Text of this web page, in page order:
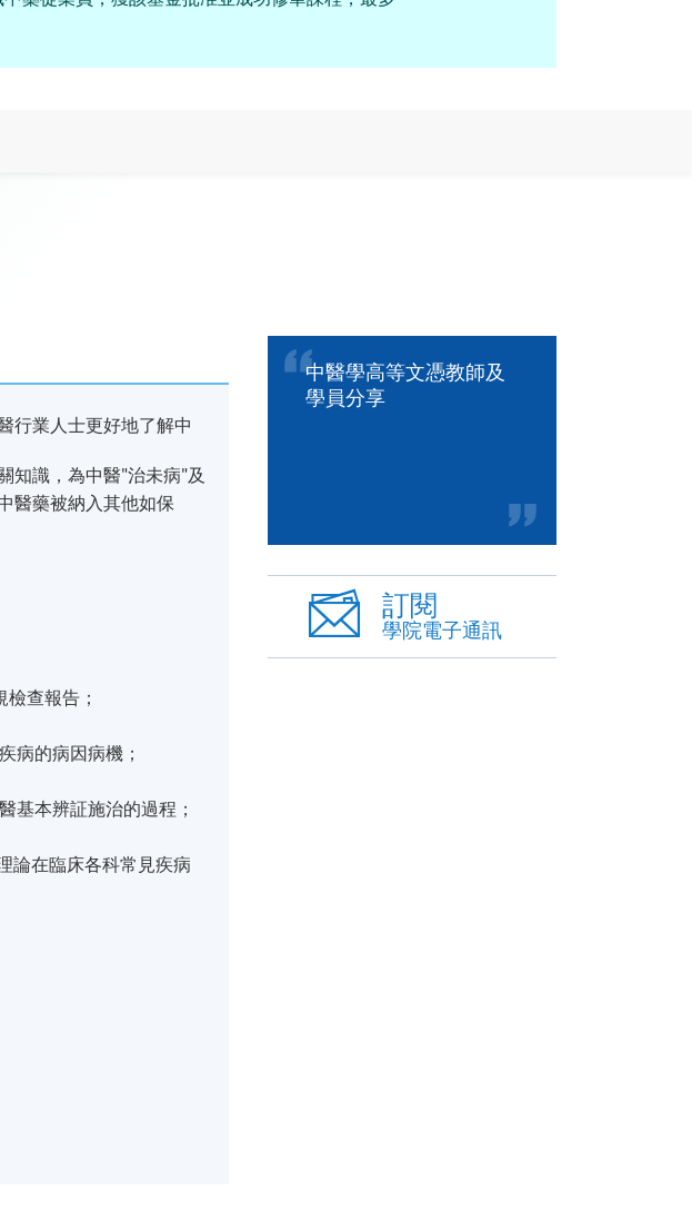
行業人士更好地了解中
知識，為中醫"治未病"及
醫藥被納入其他如保
查報告；
病的病因病機；
基本辨証施治的過程；
論在臨床各科常見疾病
中醫學高等文憑教師及
學員分享
訂閱
學院電子通訊